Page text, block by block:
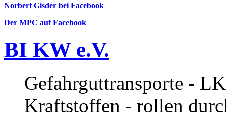
Norbert Gisder bei Facebook
Der MPC auf Facebook
BI KW e.V.
Gefahrguttransporte -
Kraftstoffen - rollen